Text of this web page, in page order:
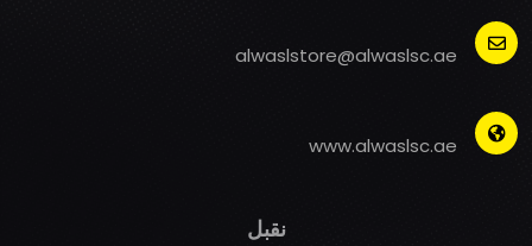
alwaslstore@alwaslsc.ae
www.alwaslsc.ae
نقبل